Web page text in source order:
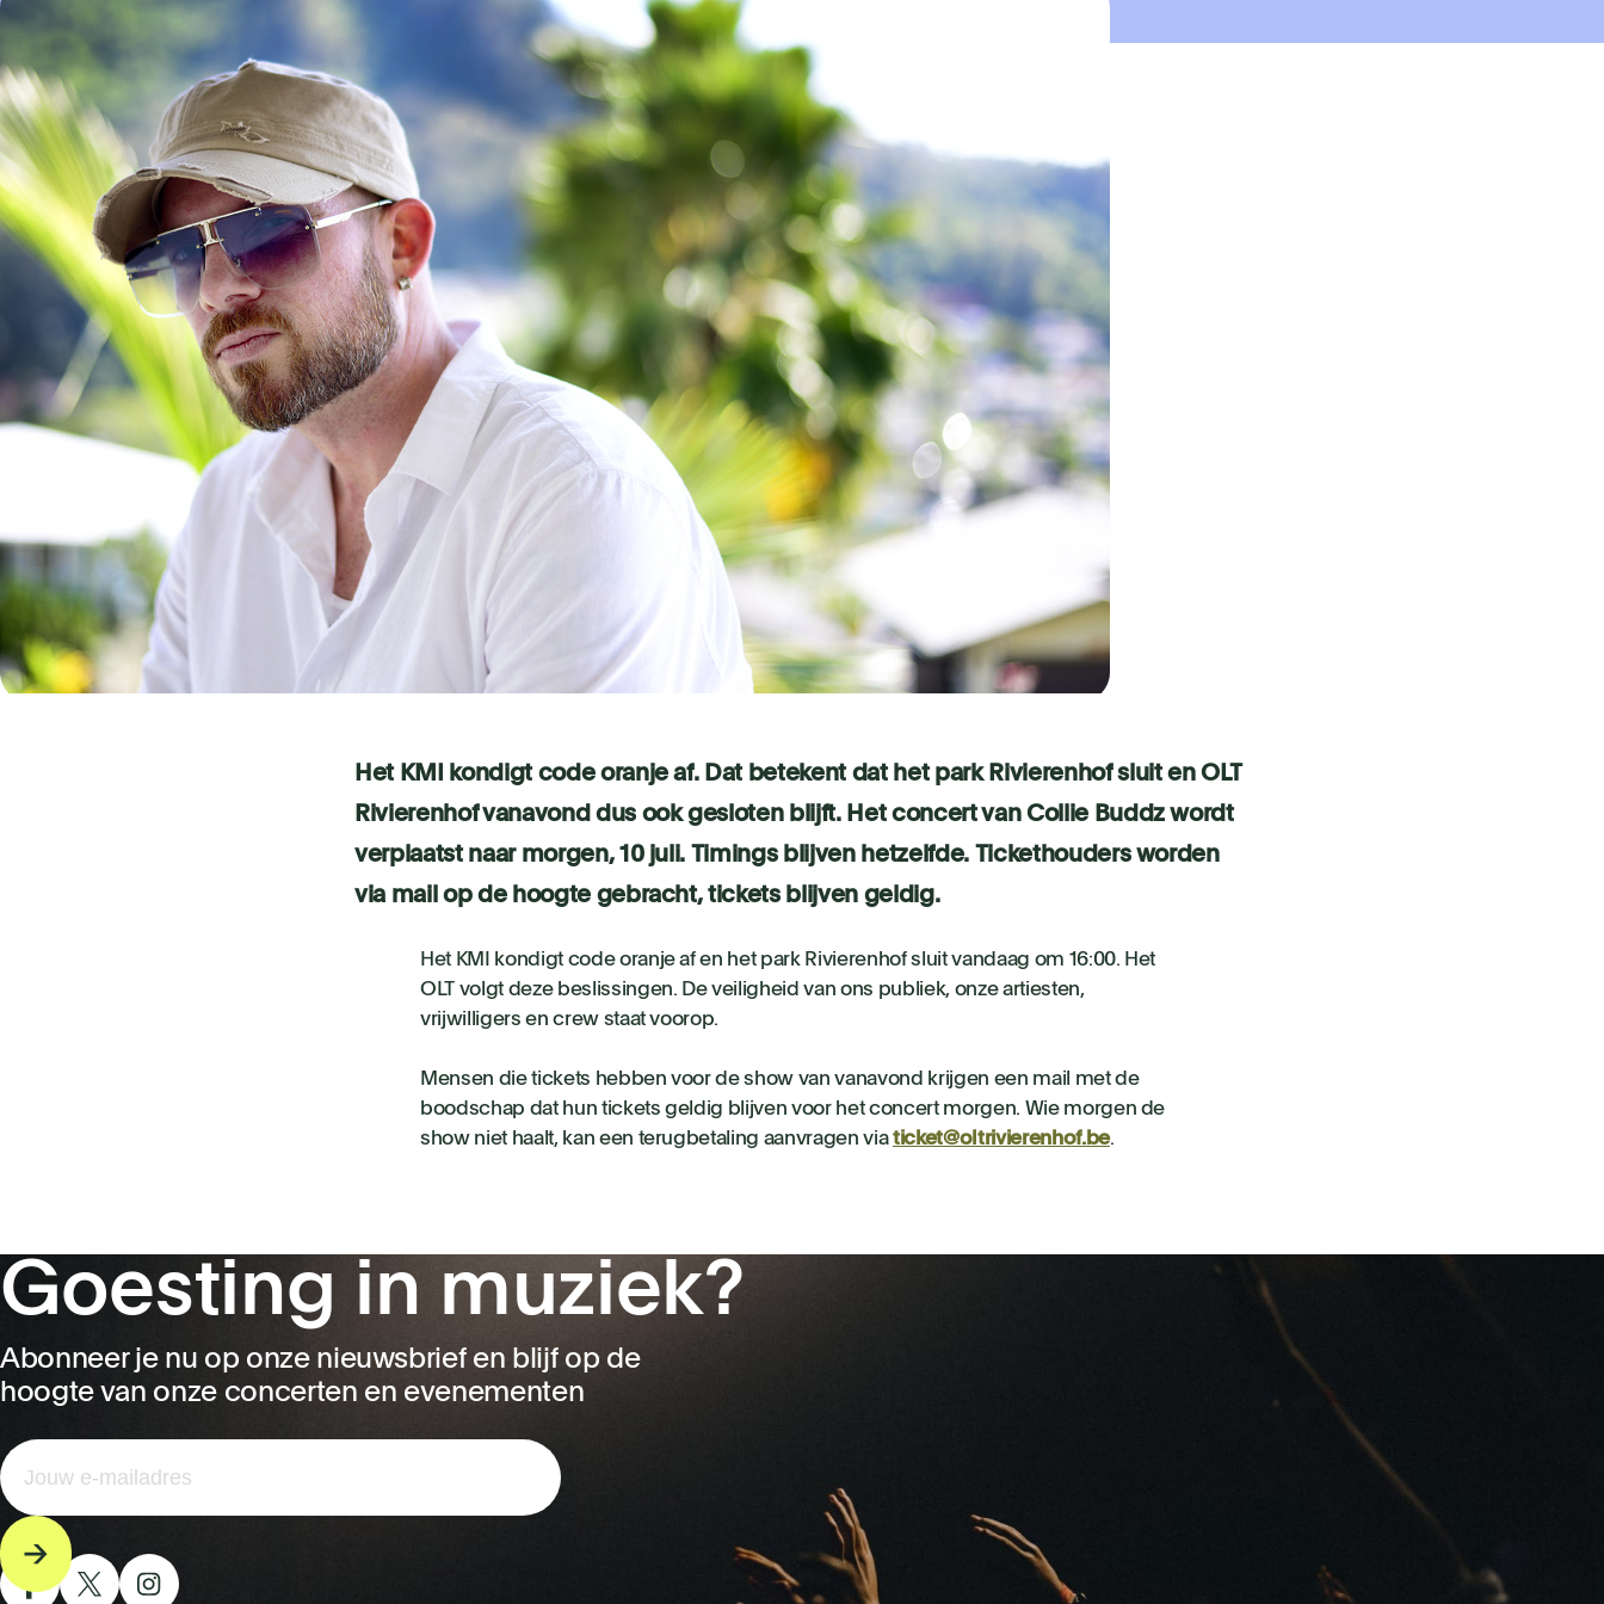
Het KMI kondigt code oranje af. Dat betekent dat het park Rivierenhof sluit en OLT
Rivierenhof vanavond dus ook gesloten blijft. Het concert van Collie Buddz wordt
verplaatst naar morgen, 10 juli. Timings blijven hetzelfde. Tickethouders worden
via mail op de hoogte gebracht, tickets blijven geldig.
Het KMI kondigt code oranje af en het park Rivierenhof sluit vandaag om 16:00. Het
OLT volgt deze beslissingen. De veiligheid van ons publiek, onze artiesten,
vrijwilligers en crew staat voorop.
Mensen die tickets hebben voor de show van vanavond krijgen een mail met de
boodschap dat hun tickets geldig blijven voor het concert morgen. Wie morgen de
show niet haalt, kan een terugbetaling aanvragen viaticket@oltrivierenhof.be.
Goesting in muziek?
Abonneer je nu op onze nieuwsbrief en blijf op de
hoogte van onze concerten en evenementen